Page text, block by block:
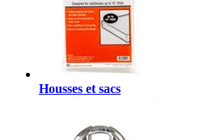
Housses et sacs